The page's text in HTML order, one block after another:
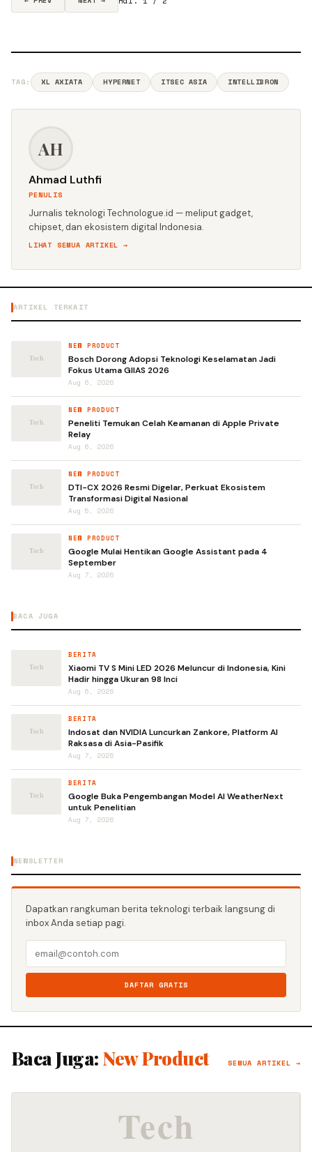
TAG: XL AXIATA HYPERNET ITSEC ASIA INTELLIBRON
AH
Ahmad Luthfi
PENULIS
Jurnalis teknologi Technologue.id — meliput gadget,
chipset, dan ekosistem digital Indonesia.
LIHAT SEMUA ARTIKEL →
ARTIKEL TERKAIT
NEW PRODUCT
Bosch Dorong Adopsi Teknologi Keselamatan Jadi
Fokus Utama GIIAS 2026
Aug 6, 2026
NEW PRODUCT
Peneliti Temukan Celah Keamanan di Apple Private
Relay
Aug 6, 2026
NEW PRODUCT
DTI-CX 2026 Resmi Digelar, Perkuat Ekosistem
Transformasi Digital Nasional
Aug 5, 2026
NEW PRODUCT
Google Mulai Hentikan Google Assistant pada 4
September
Aug 7, 2026
BACA JUGA
BERITA
Xiaomi TV S Mini LED 2026 Meluncur di Indonesia, Kini
Hadir hingga Ukuran 98 Inci
Aug 6, 2026
BERITA
Indosat dan NVIDIA Luncurkan Zankore, Platform AI
Raksasa di Asia-Pasifik
Aug 7, 2026
BERITA
Google Buka Pengembangan Model AI WeatherNext
untuk Penelitian
Aug 7, 2026
NEWSLETTER
Dapatkan rangkuman berita teknologi terbaik langsung di
inbox Anda setiap pagi.
DAFTAR GRATIS
Baca Juga: New Product SEMUA ARTIKEL →